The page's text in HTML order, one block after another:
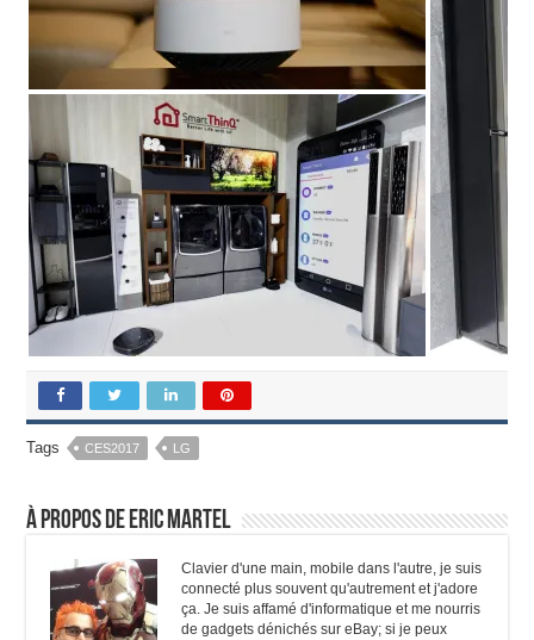
Tags CES2017 LG
À propos de Eric Martel
Clavier d'une main, mobile dans l'autre, je suis
connecté plus souvent qu'autrement et j'adore
ça. Je suis affamé d'informatique et me nourris
de gadgets dénichés sur eBay; si je peux